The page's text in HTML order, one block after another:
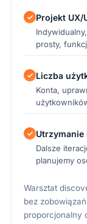
Projekt UX/
prosty,
Liczba
Konta,
Dalsze
planujemy
Warsztat
bez
proporcjonalny